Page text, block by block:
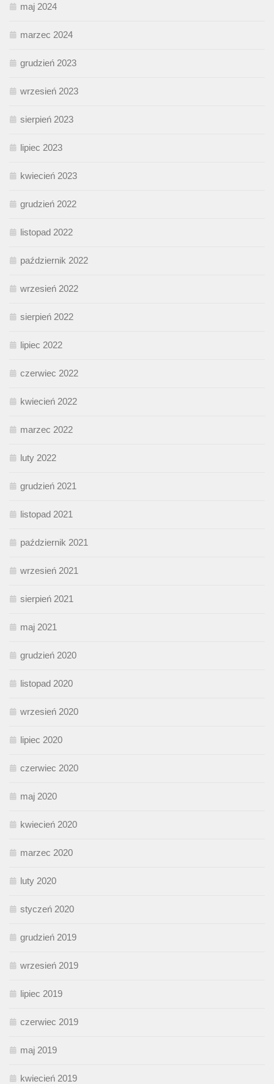
maj 2024
marzec 2024
grudzień 2023
wrzesień 2023
sierpień 2023
lipiec 2023
kwiecień 2023
grudzień 2022
listopad 2022
październik 2022
wrzesień 2022
sierpień 2022
lipiec 2022
czerwiec 2022
kwiecień 2022
marzec 2022
luty 2022
grudzień 2021
listopad 2021
październik 2021
wrzesień 2021
sierpień 2021
maj 2021
grudzień 2020
listopad 2020
wrzesień 2020
lipiec 2020
czerwiec 2020
maj 2020
kwiecień 2020
marzec 2020
luty 2020
styczeń 2020
grudzień 2019
wrzesień 2019
lipiec 2019
czerwiec 2019
maj 2019
kwiecień 2019